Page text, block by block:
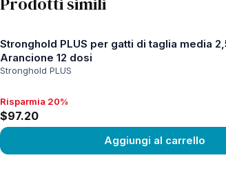
Stronghold PLUS per gatti di taglia media
Arancione 12 dosi
Stronghold PLUS
Risparmia 20%, $97.20
Risparmia 20%
$97.20
Aggiungi al carrello